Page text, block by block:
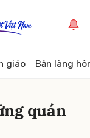
giáo Bản làng
quán